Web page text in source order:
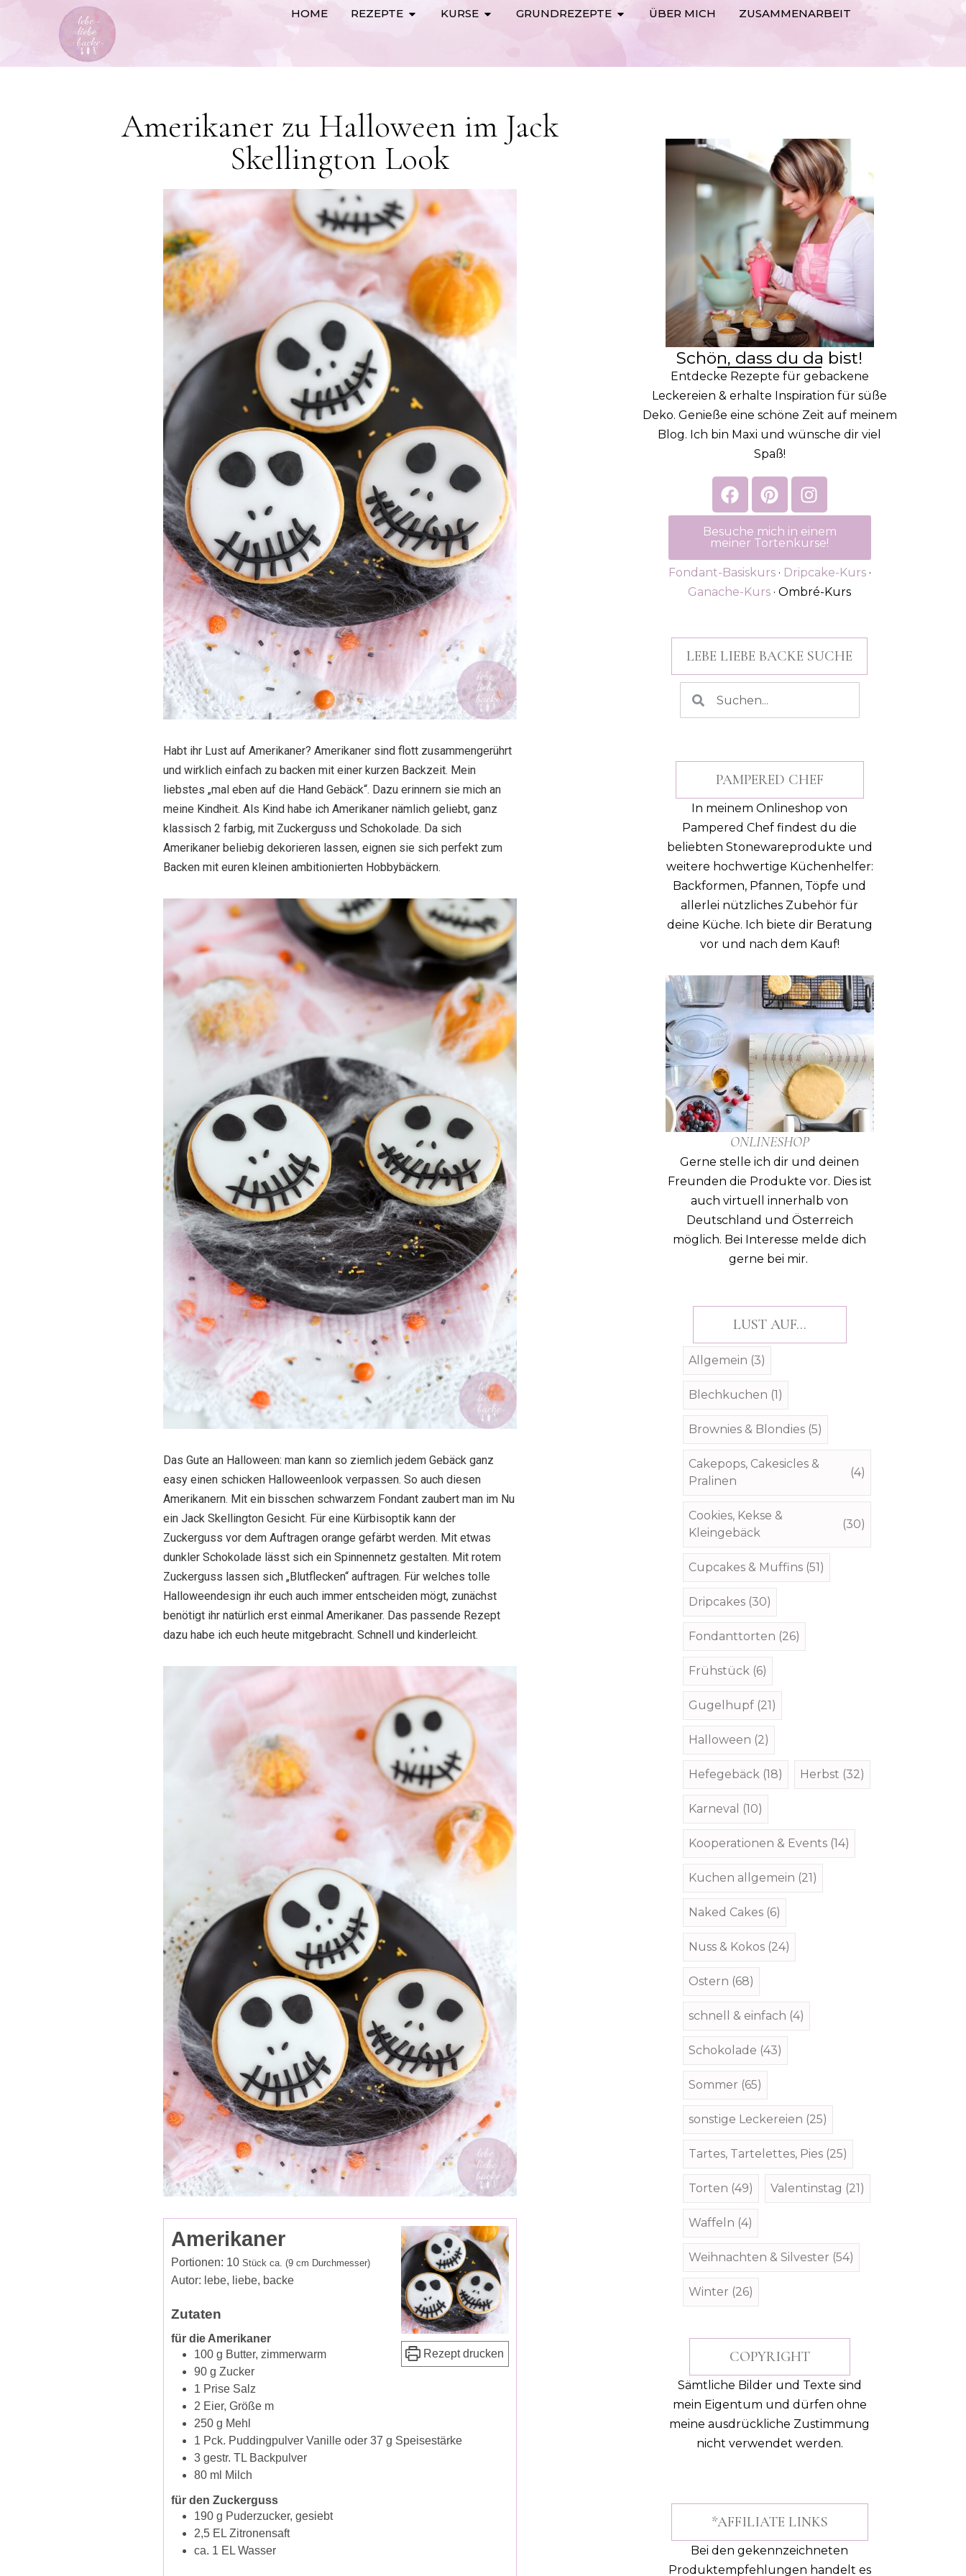
HOME REZEPTE KURSE GRUNDREZEPTE ÜBER MICH ZUSAMMENARBEIT
Amerikaner zu Halloween im Jack
Skellington Look
Habt ihr Lust auf Amerikaner? Amerikaner sind flott zusammengerührt
und wirklich einfach zu backen mit einer kurzen Backzeit. Mein
liebstes „mal eben auf die Hand Gebäck“. Dazu erinnern sie mich an
meine Kindheit. Als Kind habe ich Amerikaner nämlich geliebt, ganz
klassisch 2 farbig, mit Zuckerguss und Schokolade. Da sich
Amerikaner beliebig dekorieren lassen, eignen sie sich perfekt zum
Backen mit euren kleinen ambitionierten Hobbybäckern.
Das Gute an Halloween: man kann so ziemlich jedem Gebäck ganz
easy einen schicken Halloweenlook verpassen. So auch diesen
Amerikanern. Mit ein bisschen schwarzem Fondant zaubert man im Nu
ein Jack Skellington Gesicht. Für eine Kürbisoptik kann der
Zuckerguss vor dem Auftragen orange gefärbt werden. Mit etwas
dunkler Schokolade lässt sich ein Spinnennetz gestalten. Mit rotem
Zuckerguss lassen sich „Blutflecken“ auftragen. Für welches tolle
Halloweendesign ihr euch auch immer entscheiden mögt, zunächst
benötigt ihr natürlich erst einmal Amerikaner. Das passende Rezept
dazu habe ich euch heute mitgebracht. Schnell und kinderleicht.
Rezept drucken
Amerikaner
Portionen: 10 Stück ca. (9 cm Durchmesser)
Autor: lebe, liebe, backe
Zutaten
für die Amerikaner
100 g Butter, zimmerwarm
90 g Zucker
1 Prise Salz
2 Eier, Größe m
250 g Mehl
1 Pck. Puddingpulver Vanille oder 37 g Speisestärke
3 gestr. TL Backpulver
80 ml Milch
für den Zuckerguss
190 g Puderzucker, gesiebt
2,5 EL Zitronensaft
ca. 1 EL Wasser
Schön, dass du da bist!
Entdecke Rezepte für gebackene
Leckereien & erhalte Inspiration für süße
Deko. Genieße eine schöne Zeit auf meinem
Blog. Ich bin Maxi und wünsche dir viel
Spaß!
Besuche mich in einem
meiner Tortenkurse!
Fondant-Basiskurs· Dripcake-Kurs·
Ganache-Kurs · Ombré-Kurs
LEBE LIEBE BACKE SUCHE
PAMPERED CHEF
In meinem Onlineshop von
Pampered Chef findest du die
beliebten Stonewareprodukte und
weitere hochwertige Küchenhelfer:
Backformen, Pfannen, Töpfe und
allerlei nützliches Zubehör für
deine Küche. Ich biete dir Beratung
vor und nach dem Kauf!
ONLINESHOP
Gerne stelle ich dir und deinen
Freunden die Produkte vor. Dies ist
auch virtuell innerhalb von
Deutschland und Österreich
möglich. Bei Interesse melde dich
gerne bei mir.
LUST AUF...
Allgemein (3)
Blechkuchen (1)
Brownies & Blondies(5)
Cakepops, Cakesicles &
Pralinen
(4)
Cookies, Kekse &
Kleingebäck
(30)
Cupcakes & Muffins(51)
Dripcakes(30)
Fondanttorten (26)
Frühstück(6)
Gugelhupf(21)
Halloween (2)
Hefegebäck(18) Herbst (32)
Karneval (10)
Kooperationen & Events(14)
Kuchen allgemein (21)
Naked Cakes(6)
Nuss & Kokos(24)
Ostern (68)
schnell & einfach (4)
Schokolade (43)
Sommer (65)
sonstige Leckereien (25)
Tartes, Tartelettes, Pies(25)
Torten (49) Valentinstag (21)
Waffeln (4)
Weihnachten & Silvester (54)
Winter (26)
COPYRIGHT
Sämtliche Bilder und Texte sind
mein Eigentum und dürfen ohne
meine ausdrückliche Zustimmung
nicht verwendet werden.
*AFFILIATE LINKS
Bei den gekennzeichneten
Produktempfehlungen handelt es